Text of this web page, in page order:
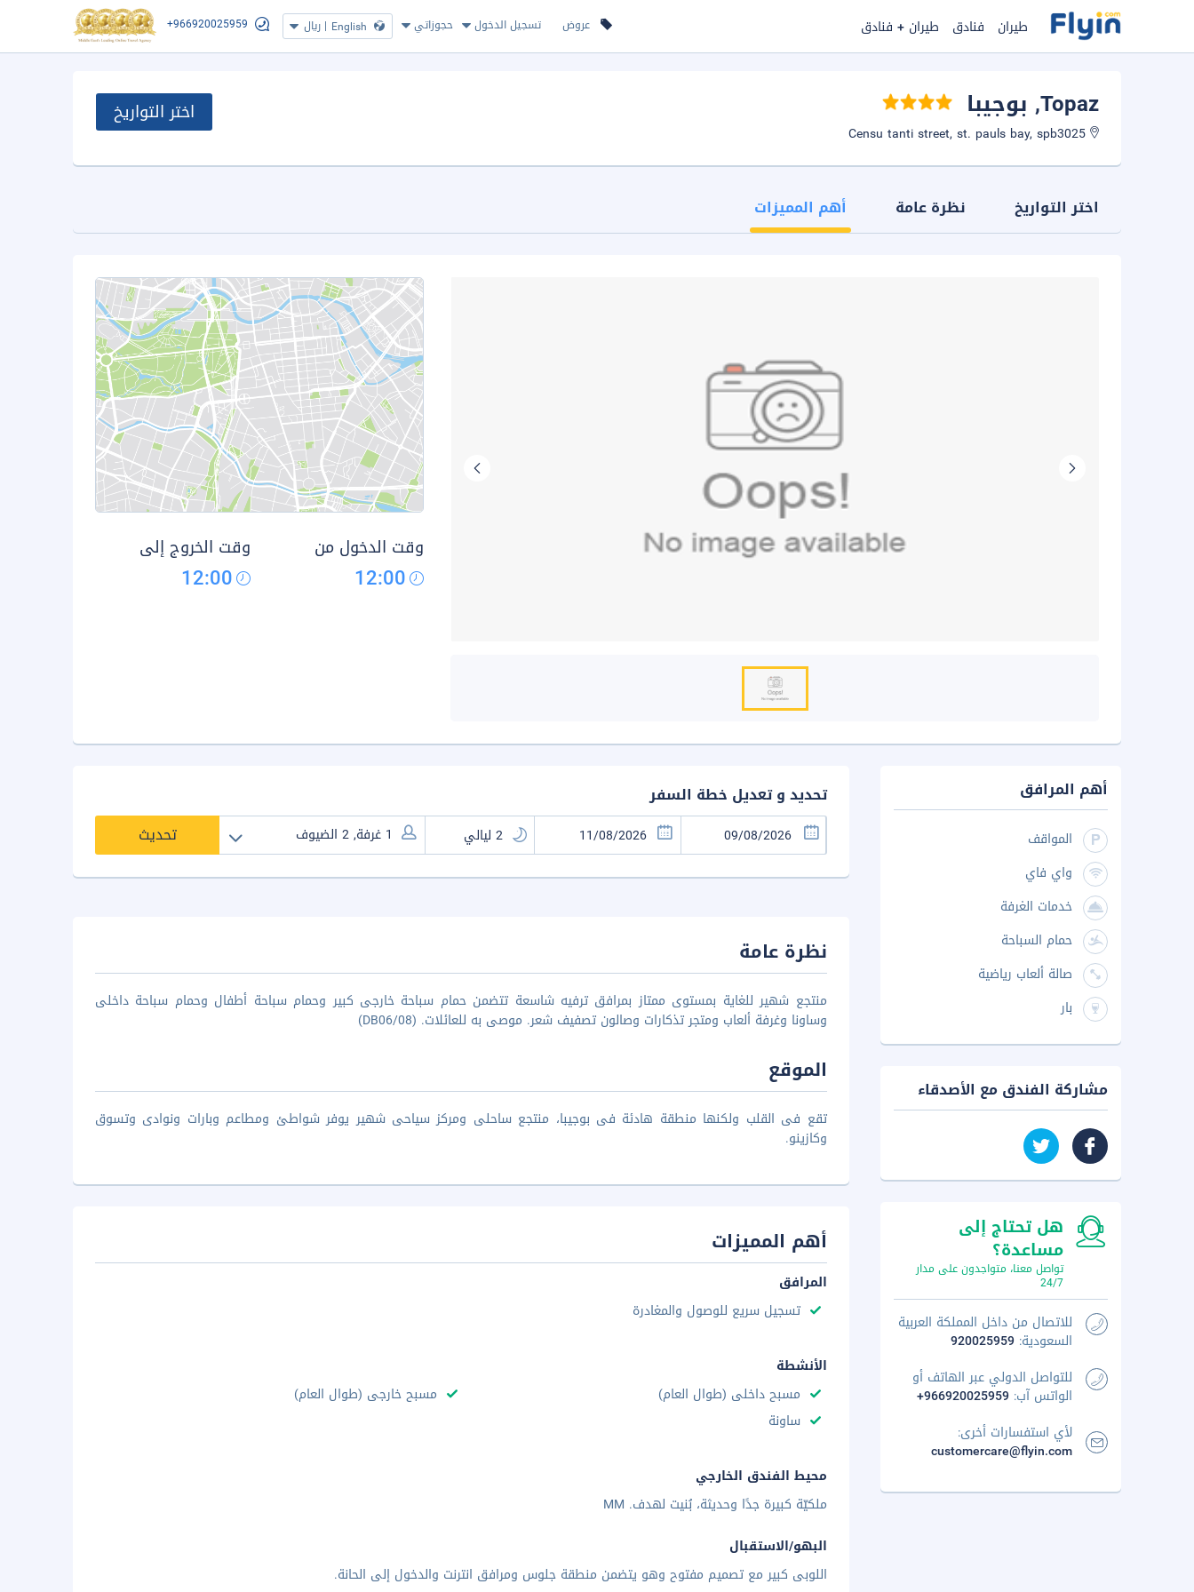
عروض تسجيل الدخول حجوزاتي English
| ريال +966920025959 طيران فنادق طيران + فنادق
Topaz, بوجيبا اختر التواريخ
اختر التواريخ نظرة عامة أهم المميزات
وقت الدخول من
12:00
وقت الخروج إلى
12:00
تحديد و تعديل خطة السفر
تحديث
نظرة عامة
منتجع شهير للغاية بمستوى ممتاز بمرافق ترفيه شاسعة تتضمن حمام سباحة خارجى كبير وحمام سباحة أطفال وحمام سباحة داخلى
وساونا وغرفة ألعاب ومتجر تذكارات وصالون تصفيف شعر. موصى به للعائلات. (DB06/08)
الموقع
تقع فى القلب ولكنها منطقة هادئة فى بوجيبا، منتجع ساحلى ومركز سياحى شهير يوفر شواطئ ومطاعم وبارات ونوادى وتسوق
وكازينو.
أهم المميزات
المرافق
تسجيل سريع للوصول والمغادرة
الأنشطة
مسبح داخلى (طوال العام)
مسبح خارجى (طوال العام)
ساونة
محيط الفندق الخارجي
ملكيّة كبيرة جدًا وحديثة، بُنيت لهدف. MM
البهو/الاستقبال
اللوبى كبير مع تصميم مفتوح وهو يتضمن منطقة جلوس ومرافق انترنت والدخول إلى الحانة.
أهم المرافق
المواقف
واي فاي
خدمات الغرفة
حمام السباحة
صالة ألعاب رياضية
بار
مشاركة الفندق مع الأصدقاء
هل تحتاج إلى
مساعدة؟
تواصل معنا، متواجدون على مدار
24/7
للاتصال من داخل المملكة العربية
السعودية: 920025959
للتواصل الدولي عبر الهاتف أو
الواتس آب: +966920025959
لأي استفسارات أخرى:
customercare@flyin.com